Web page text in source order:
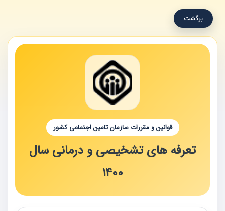
برگشت
قوانین و مقررات سازمان تامین اجتماعی کشور
تعرفه های تشخیصی و درمانی سال
1400